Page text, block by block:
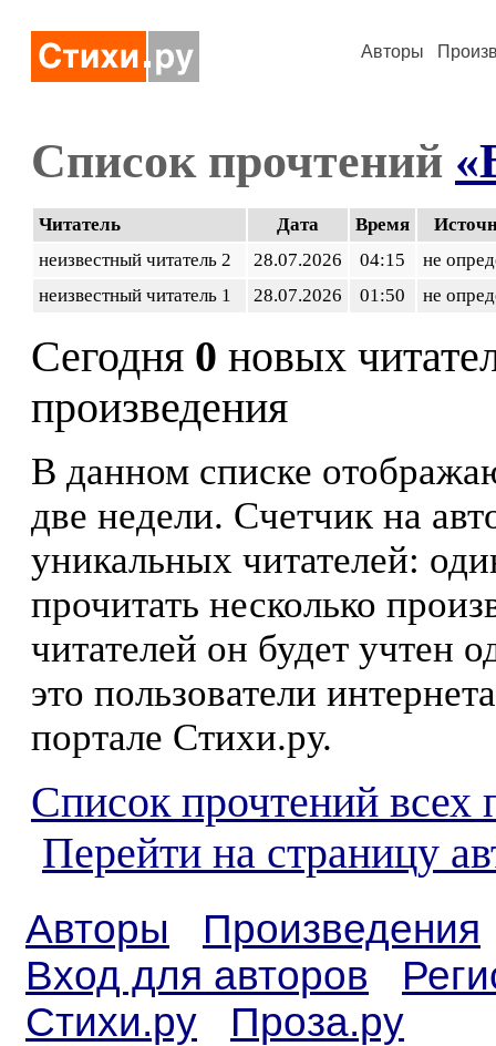
Авторы
Список прочтений
Читатель Дата Время
неизвестный читатель 2
28.07.2026 04:15
не
неизвестный читатель 1
28.07.2026 01:50 не
Сегодня 0 новых
произведения
В данном списке
две недели. Счетчик на
уникальных читателей:
прочитать несколько
читателей он будет учтен
это пользователи
портале Стихи.ру.
Список прочтений всех
Перейти на страницу
Авторы
Произведения
Вход для авторов
Стихи.ру
Проза.ру